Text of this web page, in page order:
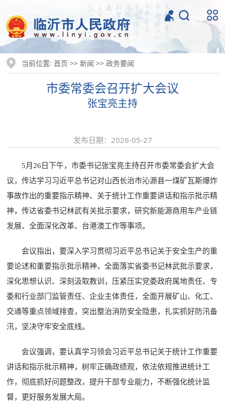
当前位置:首页 >>新闻 >>政务要闻
市委常委会召开扩大会议
张宝亮主持
发布日期：2026-05-27
5月26日下午，市委书记张宝亮主持召开市委常委会扩大会
议，传达学习习近平总书记对山西长治市沁源县一煤矿瓦斯爆炸
事故作出的重要指示精神、关于统计工作重要讲话和指示批示精
神，传达省委书记林武有关批示要求，研究新能源商用车产业链
发展、全面深化改革、台港澳工作等事项。
会议指出，要深入学习贯彻习近平总书记关于安全生产的重
要论述和重要指示批示精神，全面落实省委书记林武批示要求，
深化思想认识、深刻汲取教训，压紧压实党委政府属地责任、专
委和行业部门监管责任、企业主体责任，全面开展矿山、化工、
交通等重点领域排查，突出整治消防安全隐患，扎实抓好防汛备
汛，坚决守牢安全底线。
会议强调，要认真学习领会习近平总书记关于统计工作重要
讲话和指示批示精神，树牢正确政绩观，依法依规推进统计工
作，彻底抓好问题整改，提升干部专业能力，不断强化统计监
督，更好服务发展大局。